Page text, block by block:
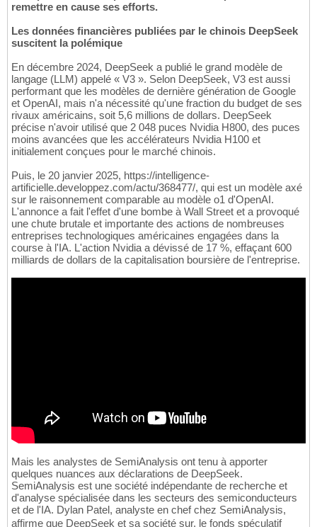
remettre en cause ses efforts.
Les données financières publiées par le chinois DeepSeek
suscitent la polémique
En décembre 2024, DeepSeek a publié le grand modèle de
langage (LLM) appelé « V3 ». Selon DeepSeek, V3 est aussi
performant que les modèles de dernière génération de Google
et OpenAI, mais n'a nécessité qu'une fraction du budget de ses
rivaux américains, soit 5,6 millions de dollars. DeepSeek
précise n'avoir utilisé que 2 048 puces Nvidia H800, des puces
moins avancées que les accélérateurs Nvidia H100 et
initialement conçues pour le marché chinois.
Puis, le 20 janvier 2025, https://intelligence-
artificielle.developpez.com/actu/368477/, qui est un modèle axé
sur le raisonnement comparable au modèle o1 d'OpenAI.
L'annonce a fait l'effet d'une bombe à Wall Street et a provoqué
une chute brutale et importante des actions de nombreuses
entreprises technologiques américaines engagées dans la
course à l'IA. L'action Nvidia a dévissé de 17 %, effaçant 600
milliards de dollars de la capitalisation boursière de l'entreprise.
Mais les analystes de SemiAnalysis ont tenu à apporter
quelques nuances aux déclarations de DeepSeek.
SemiAnalysis est une société indépendante de recherche et
d'analyse spécialisée dans les secteurs des semiconducteurs
et de l'IA. Dylan Patel, analyste en chef chez SemiAnalysis,
affirme que DeepSeek et sa société sur, le fonds spéculatif